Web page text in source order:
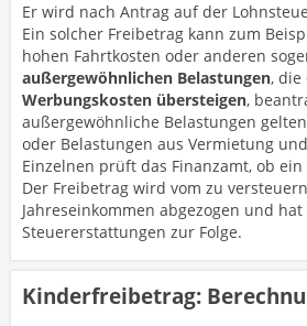
Er wird nach Antrag auf der
Ein solcher Freibetrag kann zum
hohen Fahrtkosten oder anderen
außergewöhnlichen Belastungen, die
Werbungskosten übersteigen,
außergewöhnliche Belastungen
oder Belastungen aus Vermietung
Einzelnen prüft das Finanzamt, ob ein
Der Freibetrag wird vom zu
Jahreseinkommen abgezogen und
Steuererstattungen zur Folge.
Kinderfreibetrag: